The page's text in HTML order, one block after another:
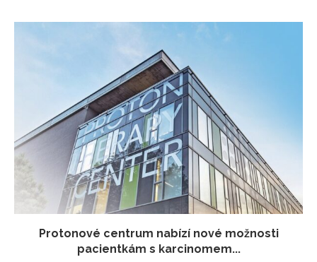
Protonové centrum nabízí nové možnosti
pacientkám s karcinomem...